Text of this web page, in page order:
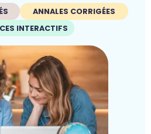
ANNALES CORRIGÉES
INTERACTIFS